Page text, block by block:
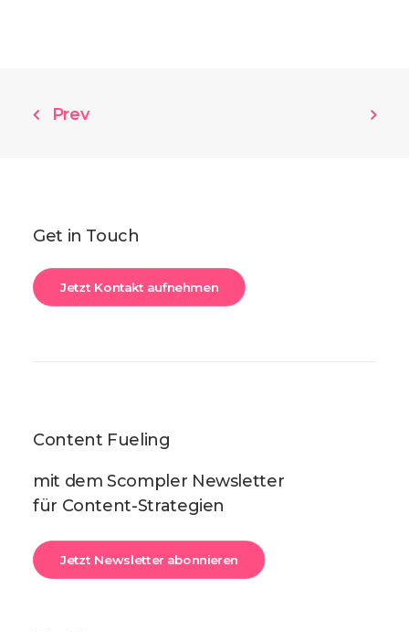
Prev
Get in Touch
Jetzt Kontakt aufnehmen
Content Fueling
mit dem Scompler Newsletter
für Content-Strategien
Jetzt Newsletter abonnieren